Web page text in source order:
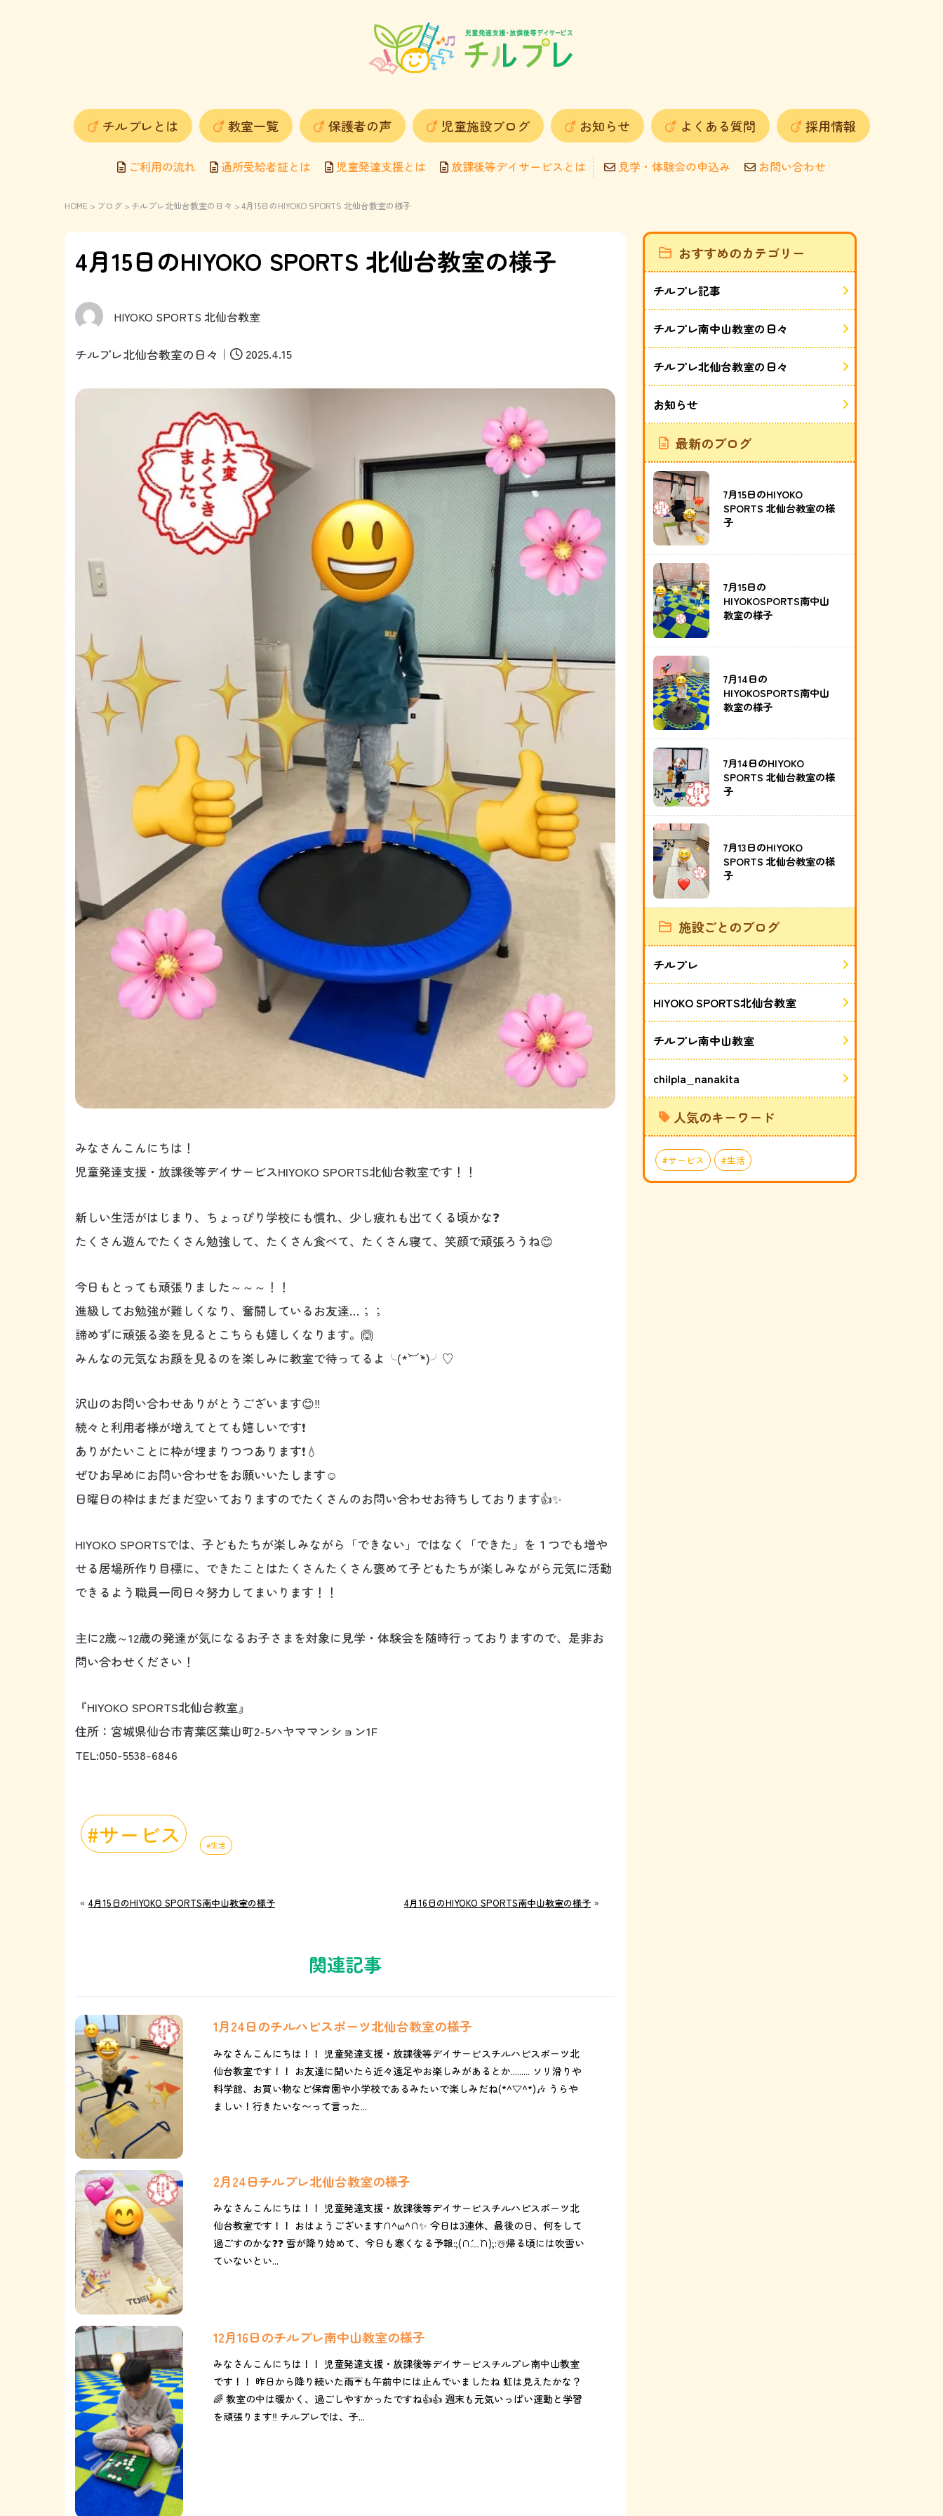
チルプレとは 教室一覧 保護者の声 児童施設ブログ お知らせ よくある質問 採用情報
ご利用の流れ 通所受給者証とは 児童発達支援とは 放課後等デイサービスとは 見学・体験会の申込み お問い合わせ
HOME > ブログ > チルプレ北仙台教室の日々 > 4月15日のHIYOKO SPORTS 北仙台教室の様子
4月15日のHIYOKO SPORTS 北仙台教室の様子
HIYOKO SPORTS 北仙台教室
チルプレ北仙台教室の日々 ｜ 2025.4.15
みなさんこんにちは！
児童発達支援・放課後等デイサービスHIYOKO SPORTS北仙台教室です！！
新しい生活がはじまり、ちょっぴり学校にも慣れ、少し疲れも出てくる頃かな❓
たくさん遊んでたくさん勉強して、たくさん食べて、たくさん寝て、笑顔で頑張ろうね😊
今日もとっても頑張りました～～～！！
進級してお勉強が難しくなり、奮闘しているお友達…；；
諦めずに頑張る姿を見るとこちらも嬉しくなります。🙆
みんなの元気なお顔を見るのを楽しみに教室で待ってるよ╰(*´︶`*)╯♡
沢山のお問い合わせありがとうございます😊‼️
続々と利用者様が増えてとても嬉しいです❗️
ありがたいことに枠が埋まりつつあります❗️💧
ぜひお早めにお問い合わせをお願いいたします☺️
日曜日の枠はまだまだ空いておりますのでたくさんのお問い合わせお待ちしております👍✨
HIYOKO SPORTSでは、子どもたちが楽しみながら「できない」ではなく「できた」を１つでも増や
せる居場所作り目標に、できたことはたくさんたくさん褒めて子どもたちが楽しみながら元気に活動
できるよう職員一同日々努力してまいります！！
主に2歳～12歳の発達が気になるお子さまを対象に見学・体験会を随時行っておりますので、是非お
問い合わせください！
『HIYOKO SPORTS北仙台教室』
住所：宮城県仙台市青葉区葉山町2-5ハヤママンション1F
TEL:050-5538-6846
サービス 生活
« 4月15日のHIYOKO SPORTS南中山教室の様子 4月16日のHIYOKO SPORTS南中山教室の様子 »
関連記事
1月24日のチルハピスポーツ北仙台教室の様子
みなさんこんにちは！！ 児童発達支援・放課後等デイサービスチルハピスポーツ北
仙台教室です！！ お友達に聞いたら近々遠足やお楽しみがあるとか......... ソリ滑りや
科学館、お買い物など保育園や小学校であるみたいで楽しみだね(*^▽^*)🎶 うらや
ましい！行きたいな〜って言った...
2月24日チルプレ北仙台教室の様子
みなさんこんにちは！！ 児童発達支援・放課後等デイサービスチルハピスポーツ北
仙台教室です！！ おはようございます∩^ω^∩✨ 今日は3連休、最後の日、何をして
過ごすのかな❓❓ 雪が降り始めて、今日も寒くなる予報:;(∩´﹏`∩);:☃️帰る頃には吹雪い
ていないとい...
12月16日のチルプレ南中山教室の様子
みなさんこんにちは！！ 児童発達支援・放課後等デイサービスチルプレ南中山教室
です！！ 昨日から降り続いた雨☔️も午前中には止んでいましたね 虹は見えたかな？
🌈 教室の中は暖かく、過ごしやすかったですね👍👍 週末も元気いっぱい運動と学習
を頑張ります‼️ チルプレでは、子...
おすすめのカテゴリー
チルプレ記事
チルプレ南中山教室の日々
チルプレ北仙台教室の日々
お知らせ
最新のブログ
7月15日のHIYOKO
SPORTS 北仙台教室の様
子
7月15日の
HIYOKOSPORTS南中山
教室の様子
7月14日の
HIYOKOSPORTS南中山
教室の様子
7月14日のHIYOKO
SPORTS 北仙台教室の様
子
7月13日のHIYOKO
SPORTS 北仙台教室の様
子
施設ごとのブログ
チルプレ
HIYOKO SPORTS北仙台教室
チルプレ南中山教室
chilpla_nanakita
人気のキーワード
サービス 生活